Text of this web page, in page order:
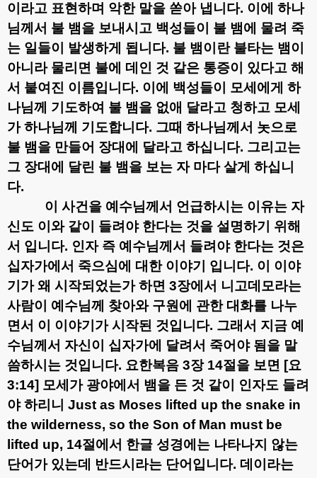
이라고 표현하며 악한 말을 쏟아 냅니다. 이에 하나
님께서 불 뱀을 보내시고 백성들이 불 뱀에 물려 죽
는 일들이 발생하게 됩니다. 불 뱀이란 불타는 뱀이
아니라 물리면 불에 데인 것 같은 통증이 있다고 해
서 붙여진 이름입니다. 이에 백성들이 모세에게 하
나님께 기도하여 불 뱀을 없애 달라고 청하고 모세
가 하나님께 기도합니다. 그때 하나님께서 놋으로
불 뱀을 만들어 장대에 달라고 하십니다. 그리고는
그 장대에 달린 불 뱀을 보는 자 마다 살게 하십니
다.
이 사건을 예수님께서 언급하시는 이유는 자
신도 이와 같이 들려야 한다는 것을 설명하기 위해
서 입니다. 인자 즉 예수님께서 들려야 한다는 것은
십자가에서 죽으심에 대한 이야기 입니다. 이 이야
기가 왜 시작되었는가 하면 3장에서 니고데모라는
사람이 예수님께 찾아와 구원에 관한 대화를 나누
면서 이 이야기가 시작된 것입니다. 그래서 지금 예
수님께서 자신이 십자가에 달려서 죽어야 됨을 말
씀하시는 것입니다. 요한복음 3장 14절을 보면 [요
3:14] 모세가 광야에서 뱀을 든 것 같이 인자도 들려
야 하리니 Just as Moses lifted up the snake in
the wilderness, so the Son of Man must be
lifted up, 14절에서 한글 성경에는 나타나지 않는
단어가 있는데 반드시라는 단어입니다. 데이라는